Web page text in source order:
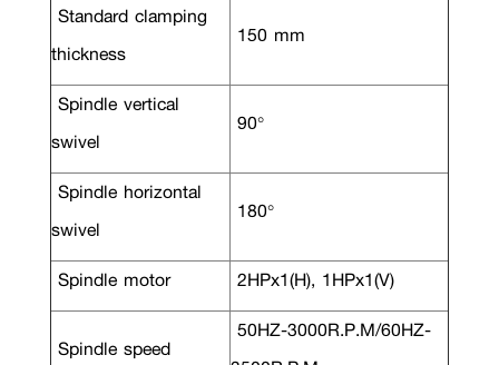
Standard clamping
thickness
150 mm
Spindle vertical
swivel
90°
Spindle horizontal
swivel
180°
Spindle motor 2HPx1(H), 1HPx1(V)
Spindle speed
50HZ-3000R.P.M/60HZ-